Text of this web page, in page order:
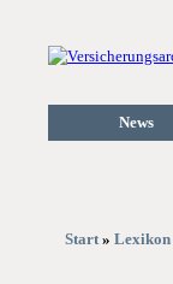
News
Start» Lexikon